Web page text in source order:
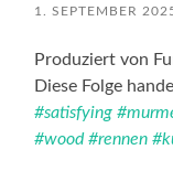
1. SEPTEMBER
Produziert von
Diese Folge
#satisfying
#wood #rennen